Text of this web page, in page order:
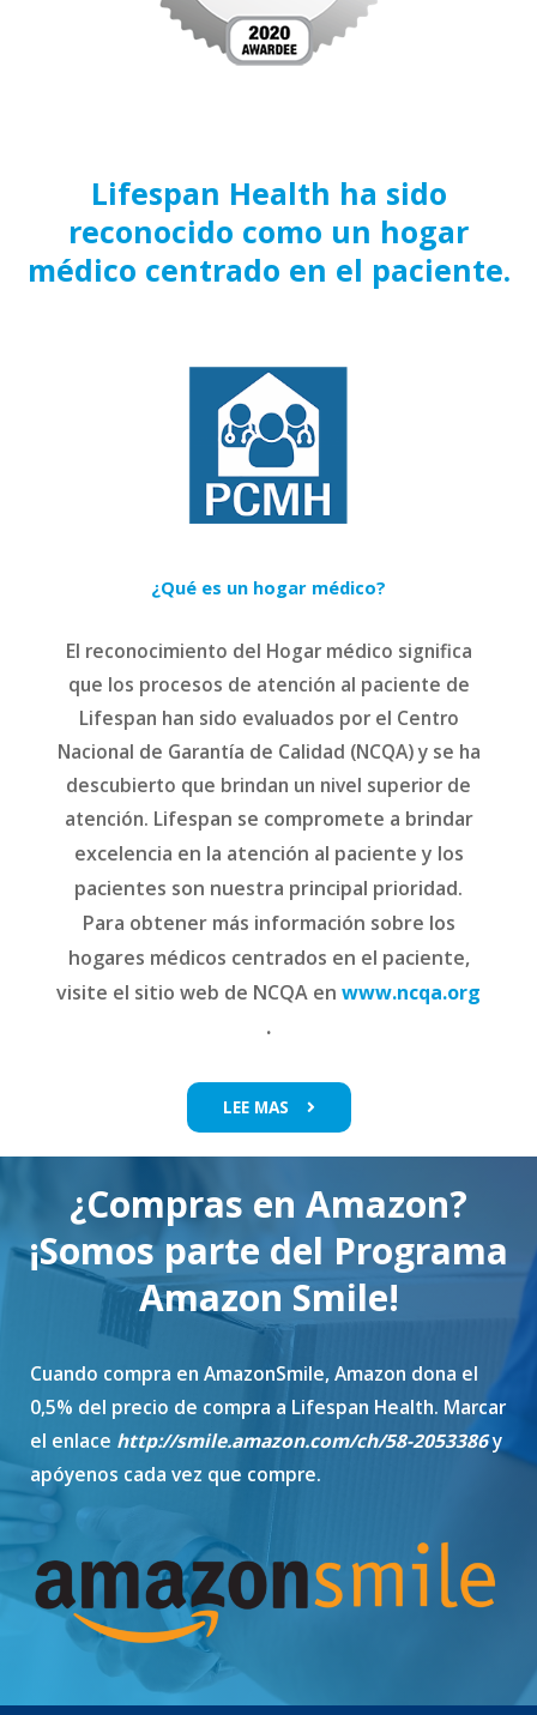
Lifespan Health ha sido
reconocido como un hogar
médico centrado en el paciente.
¿Qué es un hogar médico?
El reconocimiento del Hogar médico significa
que los procesos de atención al paciente de
Lifespan han sido evaluados por el Centro
Nacional de Garantía de Calidad (NCQA) y se ha
descubierto que brindan un nivel superior de
atención. Lifespan se compromete a brindar
excelencia en la atención al paciente y los
pacientes son nuestra principal prioridad.
Para obtener más información sobre los
hogares médicos centrados en el paciente,
visite el sitio web de NCQA en www.ncqa.org
.
LEE MAS
¿Compras en Amazon?
¡Somos parte del Programa
Amazon Smile!
Cuando compra en AmazonSmile, Amazon dona el
0,5% del precio de compra a Lifespan Health. Marcar
el enlace http://smile.amazon.com/ch/58-2053386y
apóyenos cada vez que compre.